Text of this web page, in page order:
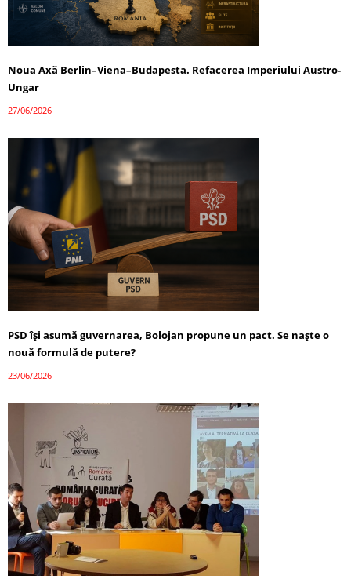
Noua Axă Berlin–Viena–Budapesta. Refacerea Imperiului Austro-
Ungar
27/06/2026
PSD își asumă guvernarea, Bolojan propune un pact. Se naște o
nouă formulă de putere?
23/06/2026